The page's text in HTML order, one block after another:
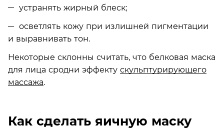
устранять жирный блеск;
осветлять кожу при излишней пигментации
и выравнивать тон.
Некоторые склонны считать, что белковая маска
для лица сродни эффекту скульптурирующего
массажа.
Как сделать яичную маску